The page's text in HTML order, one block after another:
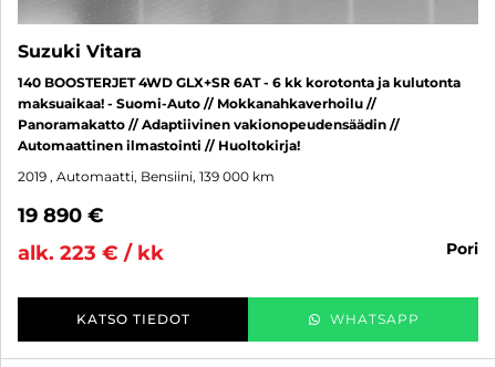
Suzuki Vitara
140 BOOSTERJET 4WD GLX+SR 6AT - 6 kk korotonta ja kulutonta
maksuaikaa! - Suomi-Auto // Mokkanahkaverhoilu //
Panoramakatto // Adaptiivinen vakionopeudensäädin //
Automaattinen ilmastointi // Huoltokirja!
2019 , Automaatti, Bensiini, 139 000 km
19 890 €
alk. 223 € / kk
pori
KATSO TIEDOT WHATSAPP